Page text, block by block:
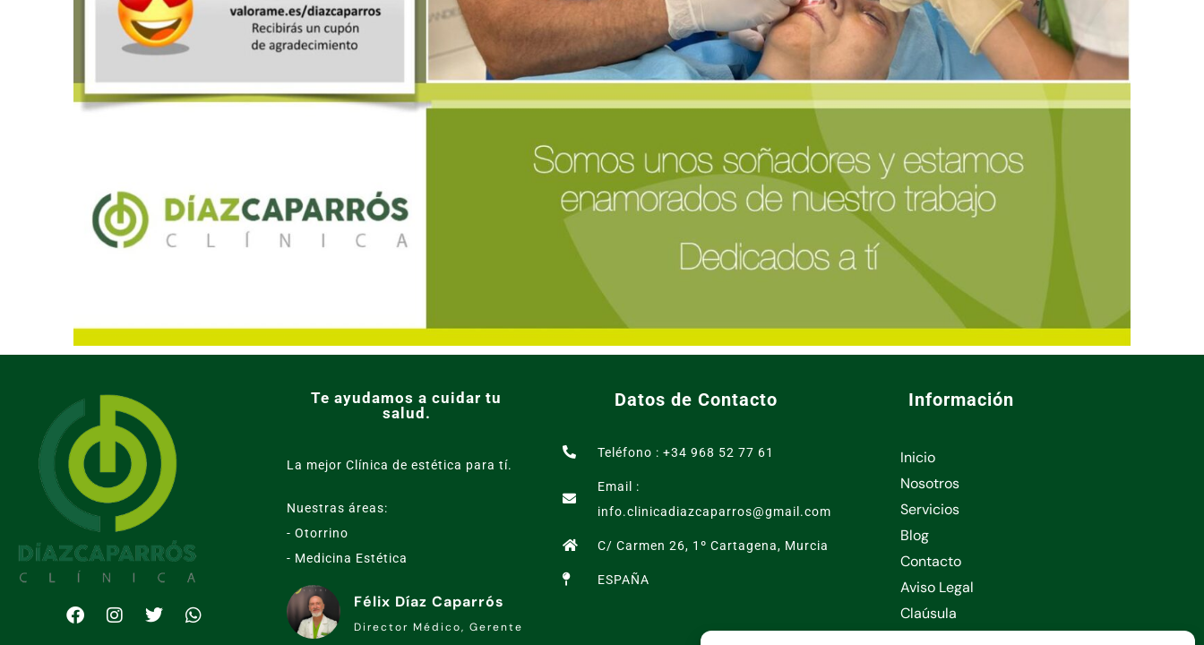
Te ayudamos a cuidar tu
salud.
La mejor Clínica de estética para tí.
Nuestras áreas:
- Otorrino
- Medicina Estética
Félix Díaz Caparrós
Director Médico, Gerente
Datos de Contacto
Teléfono : +34 968 52 77 61
Email :
info.clinicadiazcaparros@gmail.com
C/ Carmen 26, 1º Cartagena, Murcia
ESPAÑA
Información
Inicio
Nosotros
Servicios
Blog
Contacto
Aviso Legal
Claúsula